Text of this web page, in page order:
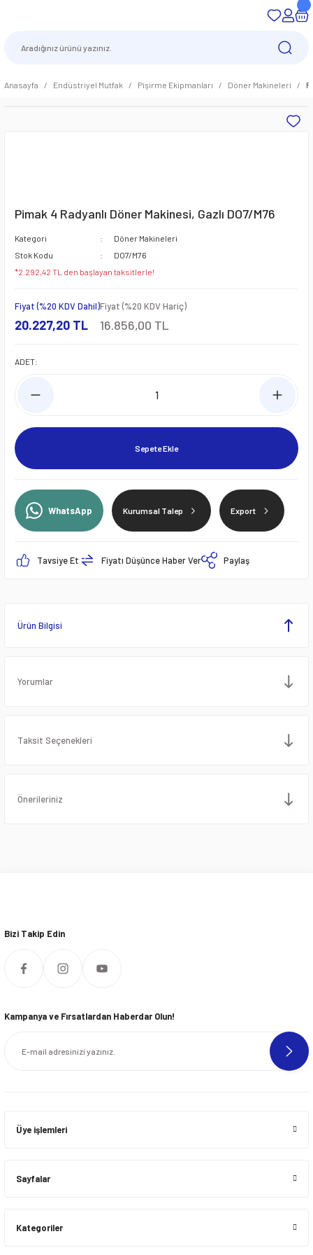
Anasayfa Endüstriyel Mutfak Pişirme Ekipmanları Döner Makineleri
Pimak 4 Radyanlı Döner Makinesi, Gazlı DO7/M76
Kategori
Döner Makineleri
Stok Kodu
DO7/M76
*2.292,42 TL den başlayan taksitlerle!
Fiyat (%20 KDV Dahil)
20.227,20 TL
Fiyat (%20 KDV Hariç)
16.856,00 TL
ADET:
Sepete Ekle
WhatsApp Kurumsal Talep Export
Tavsiye Et Fiyatı Düşünce Haber Ver Paylaş
Ürün Bilgisi
Yorumlar
Taksit Seçenekleri
Önerileriniz
Bizi Takip Edin
Kampanya ve Fırsatlardan Haberdar Olun!
Üye işlemleri
Sayfalar
Kategoriler